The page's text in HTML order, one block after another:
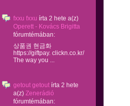
fxxu fxxu írta 2 hete a(z)
Operett - Kovács Brigitta
fórumtémában:
상품권 현금화
https://giftpay. clickn.co.kr/
The way you ...
getout getout írta 2 hete
a(z) Zenerádió
fórumtémában: